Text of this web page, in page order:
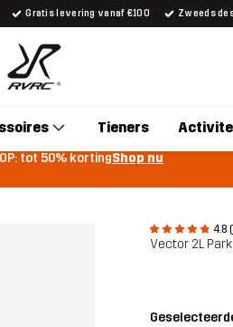
Gratis levering vanaf €100 Zweeds
Tieners
tot 50% kortingShop nu
4.8
Vector 2L